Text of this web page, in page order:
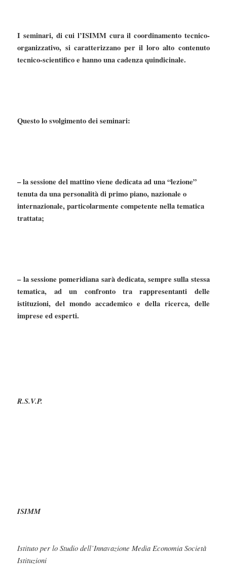
I seminari, di cui l’ISIMM cura il coordinamento tecnico-
organizzativo, si caratterizzano per il loro alto contenuto
tecnico-scientifico e hanno una cadenza quindicinale.
Questo lo svolgimento dei seminari:
– la sessione del mattino viene dedicata ad una “lezione”
tenuta da una personalità di primo piano, nazionale o
internazionale, particolarmente competente nella tematica
trattata;
– la sessione pomeridiana sarà dedicata, sempre sulla stessa
tematica, ad un confronto tra rappresentanti delle
istituzioni, del mondo accademico e della ricerca, delle
imprese ed esperti.
R.S.V.P.
ISIMM
Istituto per lo Studio dell’Innavazione Media Economia Società
Istituzioni